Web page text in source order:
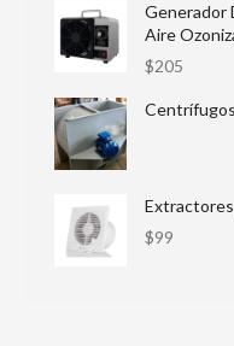
Generador
Aire
$205
$99